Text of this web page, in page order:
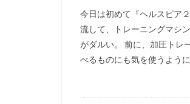
今日は初めて『ヘルスピア
流して、トレーニングマシ
がダルい。 前に、加圧トレ
べるものにも気を使うよう